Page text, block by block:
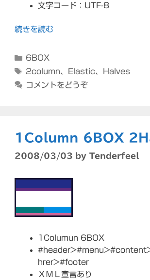
文字コード：UTF-8
続きを読む
カ
テ
6BOX
タ
グ
2column、 Elastic、
Halves
コメントをどうぞ
1Column 6BOX
2008/03/03 by Tenderfeel
1Columun 6BOX
hrer>#footer
ＸＭＬ宣言あり